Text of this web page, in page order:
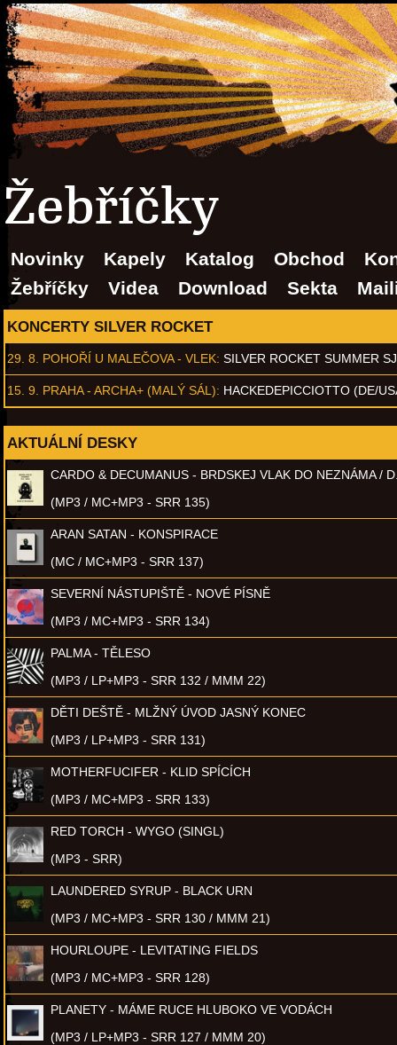
Žebříčky
Novinky Kapely Katalog Obchod
Žebříčky
Videa Download Sekta
KONCERTY SILVER ROCKET
29. 8. POHOŘÍ U MALEČOVA - VLEK: SILVER ROCKET SUMMER
15. 9. PRAHA - ARCHA+ (MALÝ SÁL): HACKEDEPICCIOTTO (DE/
AKTUÁLNÍ DESKY
CARDO & DECUMANUS - BRDSKEJ VLAK DO NEZNÁMA /
(MP3 / MC+MP3 - SRR 135)
ARAN SATAN - KONSPIRACE
(MC / MC+MP3 - SRR 137)
SEVERNÍ NÁSTUPIŠTĚ - NOVÉ PÍSNĚ
(MP3 / MC+MP3 - SRR 134)
PALMA - TĚLESO
(MP3 / LP+MP3 - SRR 132 / MMM 22)
DĚTI DEŠTĚ - MLŽNÝ ÚVOD JASNÝ KONEC
(MP3 / LP+MP3 - SRR 131)
MOTHERFUCIFER - KLID SPÍCÍCH
(MP3 / MC+MP3 - SRR 133)
RED TORCH - WYGO (SINGL)
(MP3 - SRR)
LAUNDERED SYRUP - BLACK URN
(MP3 / MC+MP3 - SRR 130 / MMM 21)
HOURLOUPE - LEVITATING FIELDS
(MP3 / MC+MP3 - SRR 128)
PLANETY - MÁME RUCE HLUBOKO VE VODÁCH
(MP3 / LP+MP3 - SRR 127 / MMM 20)